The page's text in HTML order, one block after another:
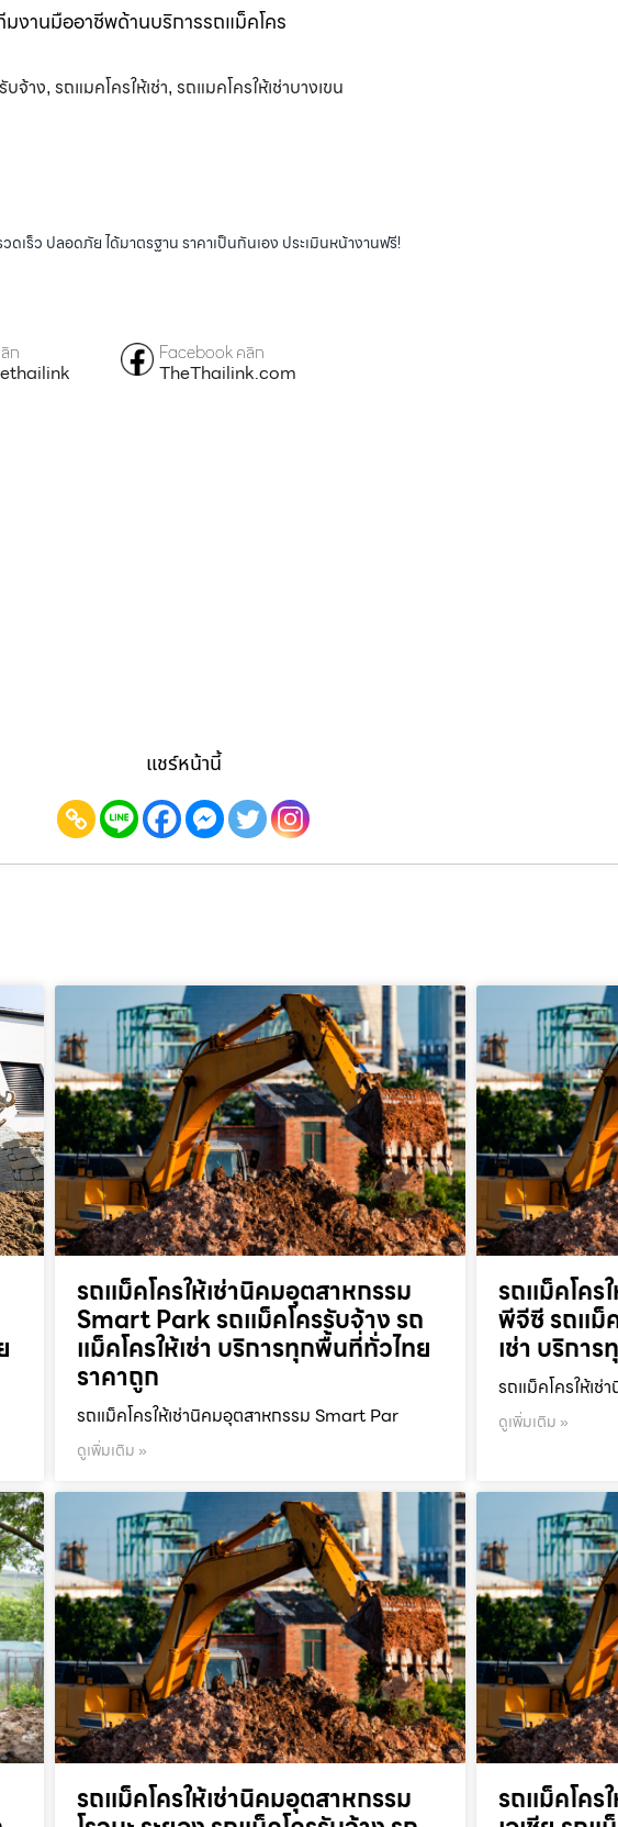
งานมืออาชีพด้านบริการรถแม็คโคร
บจ้าง, รถแมคโครให้เช่า, รถแมคโครให้เช่าบางเขน
ร็ว ปลอดภัย ได้มาตรฐาน ราคาเป็นกันเอง ประเมินหน้างานฟรี!
ก Facebook คลิก
TheThailink.com
แชร์หน้านี้
รถแม็คโครให้เช่านิคมอุตสาหกรรม
Smart Park รถแม็คโครรับจ้าง รถ
แม็คโครให้เช่า บริการทุกพื้นที่ทั่วไทย
ราคาถูก
รถแม็คโครให้เช่านิคมอุตสาหกรรม Smart Par
ดูเพิ่มเติม »
รถแม็คโคร
พีจีซี รถแม็
เช่า บริกา
รถแม็คโครให้เ
ดูเพิ่มเติม »
รถแม็คโครให้เช่านิคมอุตสาหกรรม รถแม็คโคร